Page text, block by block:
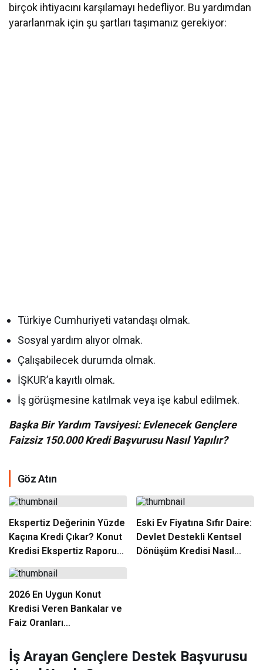
birçok ihtiyacını karşılamayı hedefliyor. Bu yardımdan
yararlanmak için şu şartları taşımanız gerekiyor:
Türkiye Cumhuriyeti vatandaşı olmak.
Sosyal yardım alıyor olmak.
Çalışabilecek durumda olmak.
İŞKUR’a kayıtlı olmak.
İş görüşmesine katılmak veya işe kabul edilmek.
Başka Bir Yardım Tavsiyesi: Evlenecek Gençlere
Faizsiz 150.000 Kredi Başvurusu Nasıl Yapılır?
Göz Atın
Ekspertiz Değerinin Yüzde
Kaçına Kredi Çıkar? Konut
Kredisi Ekspertiz Raporu
Rehberi
Eski Ev Fiyatına Sıfır Daire:
Devlet Destekli Kentsel
Dönüşüm Kredisi Nasıl
2026 En Uygun Konut
Kredisi Veren Bankalar ve
Faiz Oranları
İş Arayan Gençlere Destek Başvurusu